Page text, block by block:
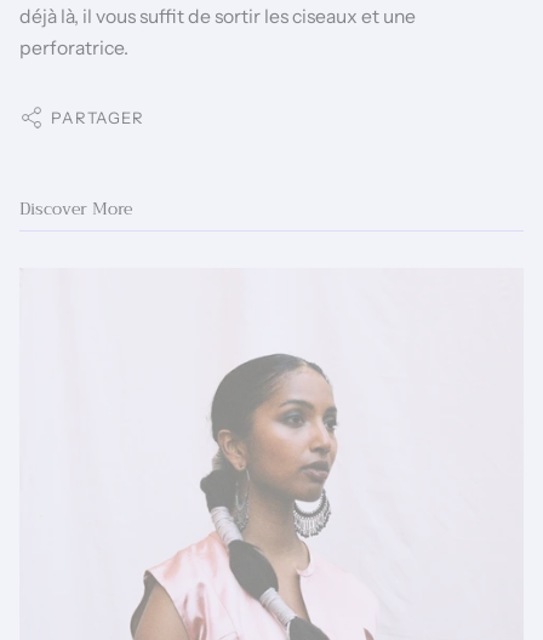
déjà là, il vous suffit de sortir les ciseaux et une
perforatrice.
PARTAGER
Discover More